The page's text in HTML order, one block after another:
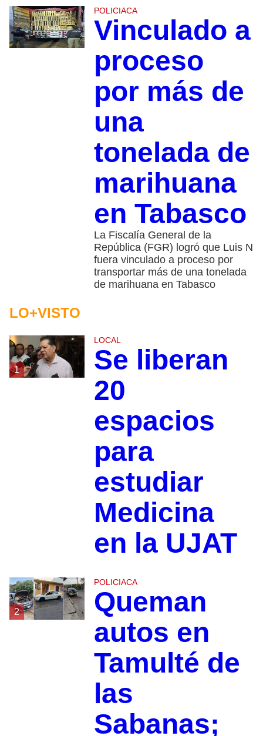
POLICIACA
Vinculado a
proceso
por más de
una
tonelada de
marihuana
en Tabasco
La Fiscalía General de la
República (FGR) logró que Luis N
fuera vinculado a proceso por
transportar más de una tonelada
de marihuana en Tabasco
LO+VISTO
1
LOCAL
Se liberan
20
espacios
para
estudiar
Medicina
en la UJAT
2
POLICIACA
Queman
autos en
Tamulté de
las
Sabanas;